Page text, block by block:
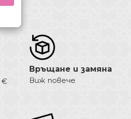
€
Връщане и замяна
Виж повече